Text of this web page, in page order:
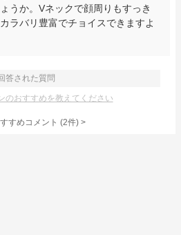
うか。Vネックで顔周りもすっき
ラバリ豊富でチョイスできますよ
答された質問
のおすすめを教えてください
すめコメント (2件) >